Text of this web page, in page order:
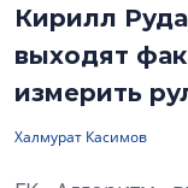
Кирилл
выходят
измерить
Халмурат Касимов